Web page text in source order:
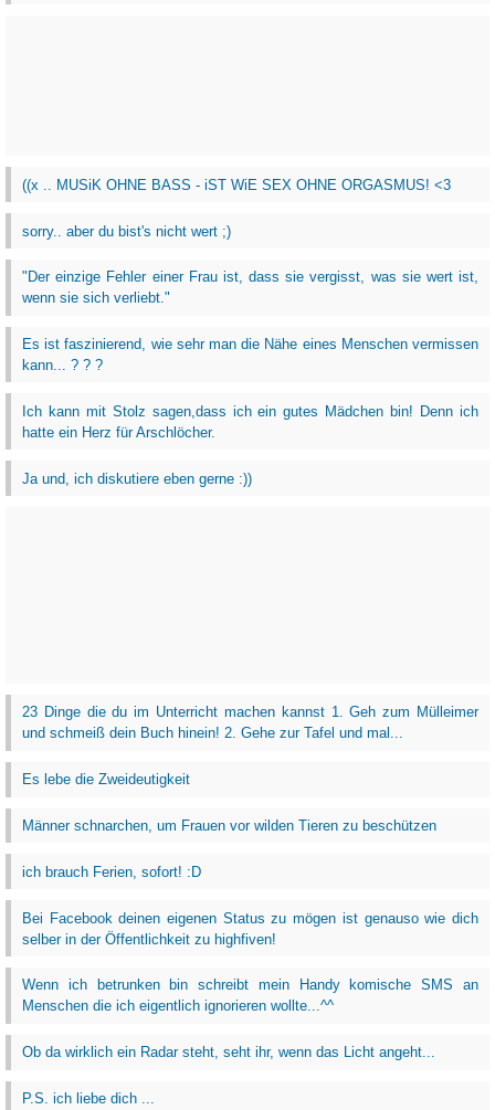
((x .. MUSiK OHNE BASS - iST WiE SEX OHNE ORGASMUS! <3
sorry.. aber du bist's nicht wert ;)
"Der einzige Fehler einer Frau ist, dass sie vergisst, was sie wert ist,
wenn sie sich verliebt."
Es ist faszinierend, wie sehr man die Nähe eines Menschen vermissen
kann... ? ? ?
Ich kann mit Stolz sagen,dass ich ein gutes Mädchen bin! Denn ich
hatte ein Herz für Arschlöcher.
Ja und, ich diskutiere eben gerne :))
23 Dinge die du im Unterricht machen kannst 1. Geh zum Mülleimer
und schmeiß dein Buch hinein! 2. Gehe zur Tafel und mal...
Es lebe die Zweideutigkeit
Männer schnarchen, um Frauen vor wilden Tieren zu beschützen
ich brauch Ferien, sofort! :D
Bei Facebook deinen eigenen Status zu mögen ist genauso wie dich
selber in der Öffentlichkeit zu highfiven!
Wenn ich betrunken bin schreibt mein Handy komische SMS an
Menschen die ich eigentlich ignorieren wollte...^^
Ob da wirklich ein Radar steht, seht ihr, wenn das Licht angeht...
P.S. ich liebe dich ...